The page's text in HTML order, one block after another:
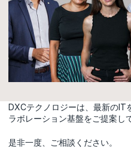
DXCテクノロジーは、最新のIT
ラボレーション基盤をご提案し
是非一度、ご相談ください。